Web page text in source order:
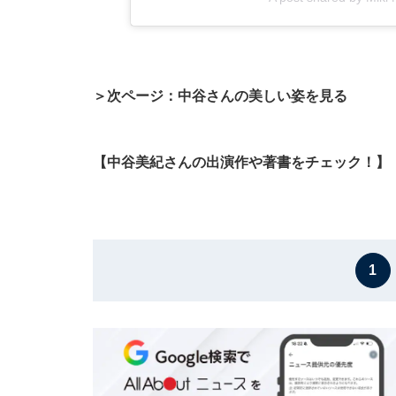
＞次ページ：中谷さんの美しい姿を見る
【中谷美紀さんの出演作や著書をチェック！】
1